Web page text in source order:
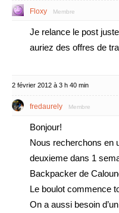
Floxy Membre
Je relance le post
auriez des offres de
2 février 2012 à 3 h 40 min
fredaurely Membre
Bonjour!
Nous recherchons en
deuxieme dans 1
Backpacker de
Le boulot commence
On a aussi besoin